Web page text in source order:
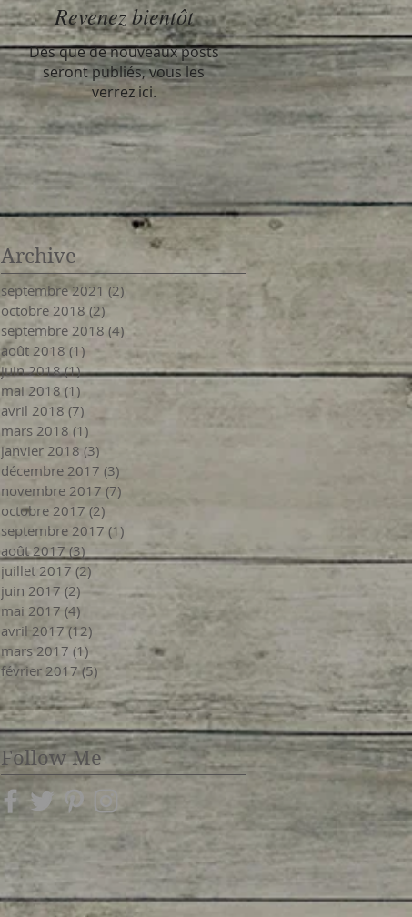
Revenez bientôt
Dès que de nouveaux posts
seront publiés, vous les
verrez ici.
Archive
septembre 2021 (2)
octobre 2018 (2)
septembre 2018 (4) 4 posts
août 2018 (1) 1 post
juin 2018 (1)1 post
mai 2018 (1) 1 post
avril 2018 (7)
mars 2018 (1)
janvier 2018 (3)
décembre 2017 (3)
novembre 2017 (7)
octobre 2017 (2)
septembre 2017 (1) 1 post
août 2017 (3) 3 posts
juillet 2017 (2) 2 posts
juin 2017 (2) 2 posts
mai 2017 (4)
avril 2017 (12)
mars 2017 (1)
février 2017 (5) 5 posts
Follow Me